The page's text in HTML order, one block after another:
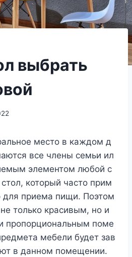
выбрать
место в каждом д
все члены семьи ил
элементом любой с
который часто прим
для приема пищи. Поэтом
только красивым, но и
пропорциональным поме
мебели будет зав
в данном помещении.